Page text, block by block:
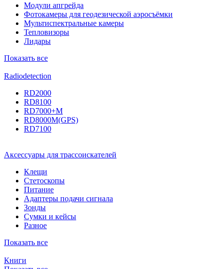
Модули апгрейда
Фотокамеры для геодезической аэросъёмки
Мультиспектральные камеры
Тепловизоры
Лидары
Показать все
Radiodetection
RD2000
RD8100
RD7000+M
RD8000M(GPS)
RD7100
Аксессуары для трассоискателей
Клещи
Стетоскопы
Питание
Адаптеры подачи сигнала
Зонды
Сумки и кейсы
Разное
Показать все
Книги